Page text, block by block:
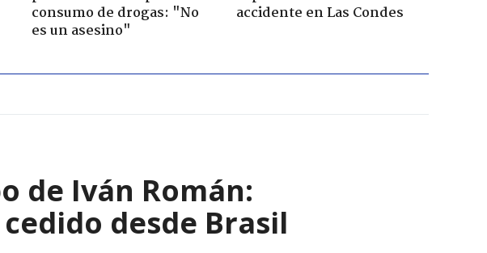
consumo de drogas: "No
es un asesino"
accidente en Las Condes
de Iván Román:
desde Brasil